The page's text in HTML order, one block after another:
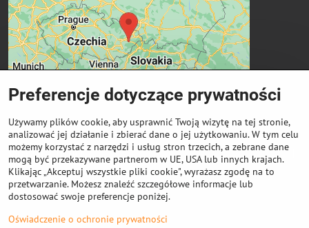
Ważne linki
Odkup cewek
Preferencje dotyczące prywatności
Używamy plików cookie, aby usprawnić Twoją wizytę na tej stronie,
analizować jej działanie i zbierać dane o jej użytkowaniu. W tym celu
możemy korzystać z narzędzi i usług stron trzecich, a zebrane dane
mogą być przekazywane partnerom w UE, USA lub innych krajach.
Klikając „Akceptuj wszystkie pliki cookie", wyrażasz zgodę na to
przetwarzanie. Możesz znaleźć szczegółowe informacje lub
dostosować swoje preferencje poniżej.
Oświadczenie o ochronie prywatności